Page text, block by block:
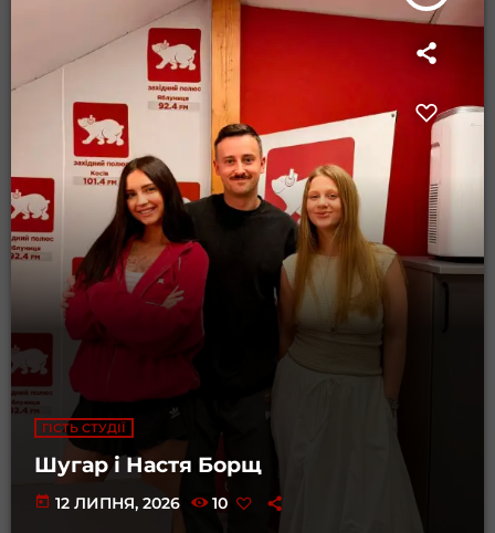
ГІСТЬ СТУДІЇ
Шугар і Настя Борщ
today 12 ЛИПНЯ, 2026 10